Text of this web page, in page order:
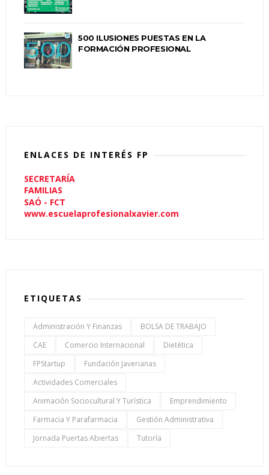
500 ILUSIONES PUESTAS EN LA
FORMACIÓN PROFESIONAL
ENLACES DE INTERÉS FP
SECRETARÍA
FAMILIAS
SAÓ - FCT
www.escuelaprofesionalxavier.com
ETIQUETAS
Administración Y Finanzas
BOLSA DE TRABAJO
CAE
Comercio Internacional
Dietética
FPStartup
Fundación Javerianas
Actividades Comerciales
Animación Sociocultural Y Turística
Emprendimiento
Farmacia Y Parafarmacia
Gestión Administrativa
Jornada Puertas Abiertas
Tutoría